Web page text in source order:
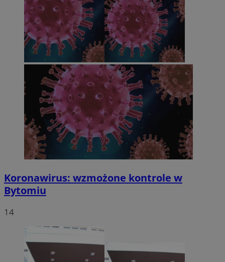
Koronawirus: wzmożone kontrole w
Bytomiu
14